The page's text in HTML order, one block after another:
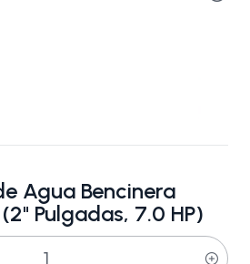
Agua Bencinera
Pulgadas, 7.0 HP)